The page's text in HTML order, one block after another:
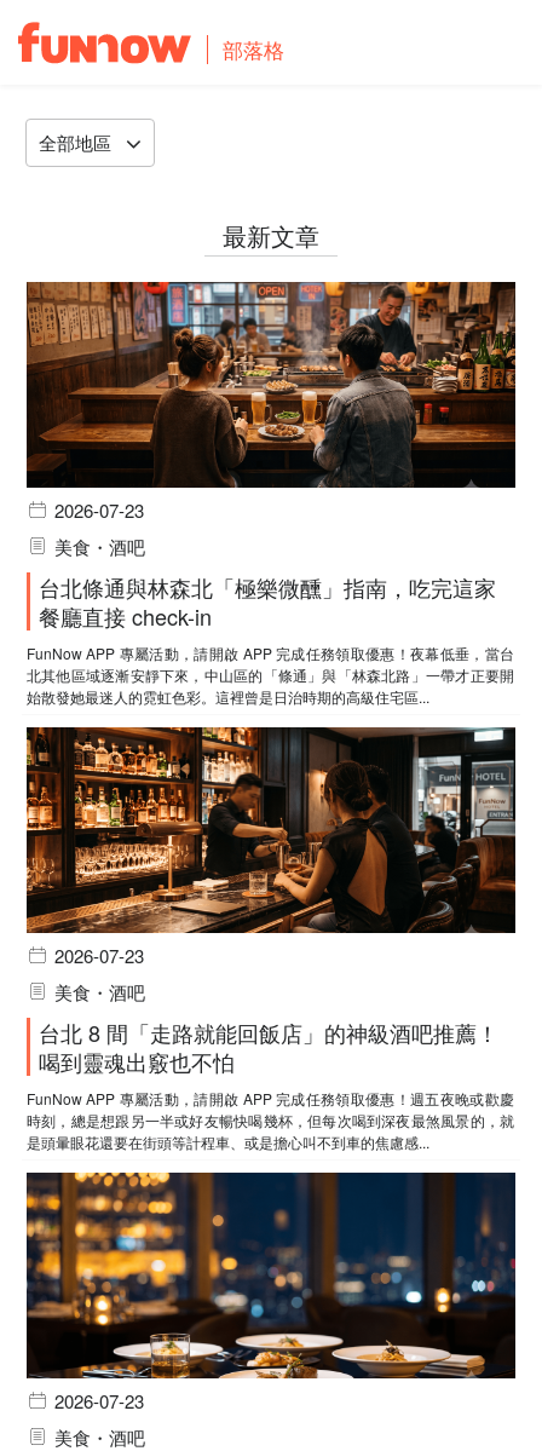
部落格
全部地區
最新文章
2026-07-23
美食・酒吧
台北條通與林森北「極樂微醺」指南，吃完這家
餐廳直接 check-in
FunNow APP 專屬活動，請開啟 APP 完成任務領取優惠！夜幕低垂，當台
北其他區域逐漸安靜下來，中山區的「條通」與「林森北路」一帶才正要開
始散發她最迷人的霓虹色彩。這裡曾是日治時期的高級住宅區...
2026-07-23
美食・酒吧
台北 8 間「走路就能回飯店」的神級酒吧推薦！
喝到靈魂出竅也不怕
FunNow APP 專屬活動，請開啟 APP 完成任務領取優惠！週五夜晚或歡慶
時刻，總是想跟另一半或好友暢快喝幾杯，但每次喝到深夜最煞風景的，就
是頭暈眼花還要在街頭等計程車、或是擔心叫不到車的焦慮感...
2026-07-23
美食・酒吧